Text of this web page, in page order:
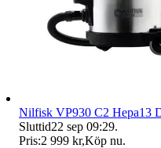
Nilfisk VP930 C2 Hepa13
Sluttid22 sep 09:29.
Pris:2 999 kr,Köp nu.